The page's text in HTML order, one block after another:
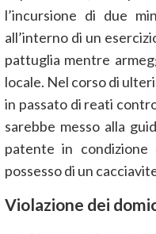
l’incursione di due
all’interno di un
pattuglia mentre
locale. Nel corso di
in passato di reati
sarebbe messo alla
patente in
possesso di un
Violazione dei